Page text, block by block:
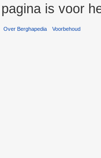
is voor
Over Berghapedia Voorbehoud